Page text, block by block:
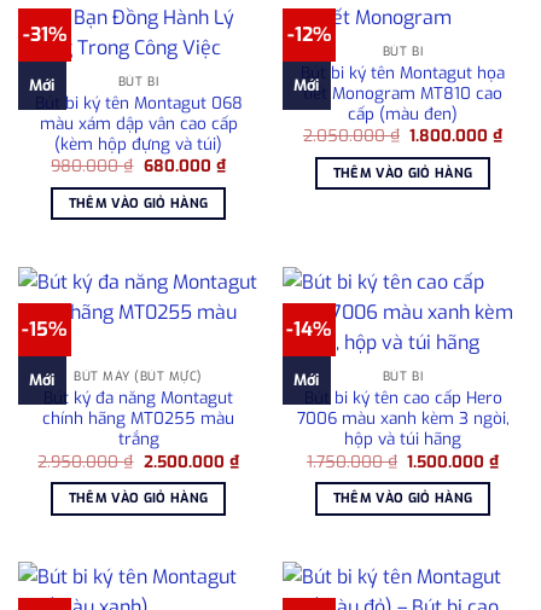
-31%
Mới BÚT BI
Bút bi ký tên Montagut 068
màu xám dập vân cao cấp
(kèm hộp đựng và túi)
980.000₫ Giá
là:
980.000 ₫.
680.000 ₫Giá
hiện
680.000 ₫.
THÊM VÀO GIỎ HÀNG
-12%
Mới
BÚT BI
Bút bi ký tên Montagut họa
tiết Monogram MT810 cao
cấp (màu đen)
2.050.000₫ Giá
là:
2.050.000 ₫.
1.800.000₫Giá
hiện
THÊM VÀO GIỎ HÀNG
-15%
Mới BÚT MÁY (BÚT MỰC)
Bút ký đa năng Montagut
chính hãng MT0255 màu
trắng
2.950.000₫ Giá
là:
2.950.000 ₫.
2.500.000 ₫Giá
hiện
2.500.000 ₫.
THÊM VÀO GIỎ HÀNG
-14%
Mới BÚT BI
Bút bi ký tên cao cấp Hero
7006 màu xanh kèm 3 ngòi,
hộp và túi hãng
1.750.000₫ Giá
là:
1.750.000 ₫.
1.500.000₫Giá
hiện
THÊM VÀO GIỎ HÀNG